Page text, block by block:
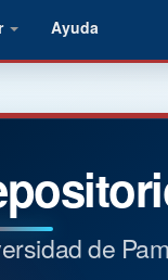
Ayuda
de